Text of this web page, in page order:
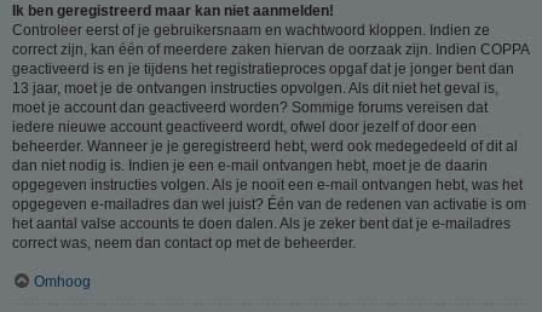
Ik ben geregistreerd maar kan niet aanmelden!
Controleer eerst of je gebruikersnaam en wachtwoord kloppen. Indien ze
correct zijn, kan één of meerdere zaken hiervan de oorzaak zijn. Indien COPPA
geactiveerd is en je tijdens het registratieproces opgaf dat je jonger bent dan
13 jaar, moet je de ontvangen instructies opvolgen. Als dit niet het geval is,
moet je account dan geactiveerd worden? Sommige forums vereisen dat
iedere nieuwe account geactiveerd wordt, ofwel door jezelf of door een
beheerder. Wanneer je je geregistreerd hebt, werd ook medegedeeld of dit al
dan niet nodig is. Indien je een e-mail ontvangen hebt, moet je de daarin
opgegeven instructies volgen. Als je nooit een e-mail ontvangen hebt, was het
opgegeven e-mailadres dan wel juist? Één van de redenen van activatie is om
het aantal valse accounts te doen dalen. Als je zeker bent dat je e-mailadres
correct was, neem dan contact op met de beheerder.
Omhoog